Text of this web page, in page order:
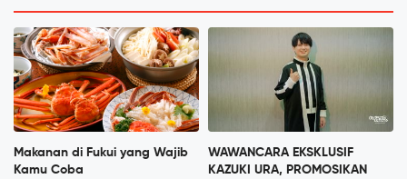
Makanan di Fukui yang Wajib
Kamu Coba
WAWANCARA EKSKLUSIF
KAZUKI URA, PROMOSIKAN